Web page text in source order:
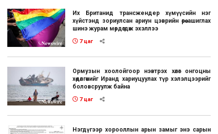
Их Британид трансжендер хүмүүсийн нэг
хүйстэнд зориулсан ариун цэврийн өрөө ашиглах
шинэ журам мөрдөгдөж эхэллээ
7 цаг
Ормузын хоолойгоор нэвтрэх хөлөг онгоцны
хөдөлгөөнийг Иранд хариуцуулах түр хэлэлцээрийг
боловсруулж байна
7 цаг
Нэгдүгээр хорооллын арын замыг энэ сарын